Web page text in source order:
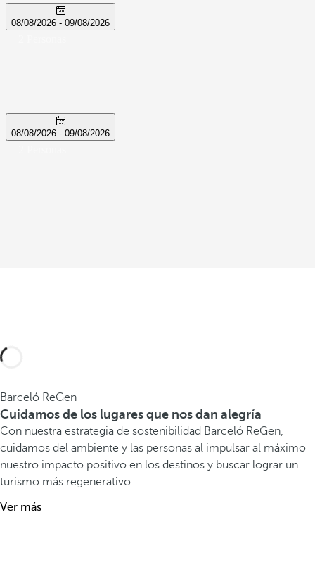
Barceló ReGen
Cuidamos de los lugares que nos dan alegría
Con nuestra estrategia de sostenibilidad Barceló ReGen,
cuidamos del ambiente y las personas al impulsar al máximo
nuestro impacto positivo en los destinos y buscar lograr un
turismo más regenerativo
Ver más